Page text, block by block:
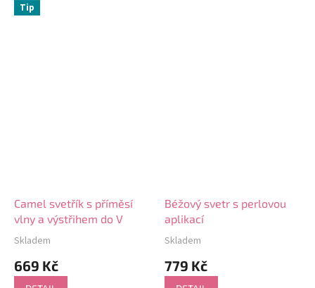
Tip
Camel svetřík s příměsí
vlny a výstřihem do V
Průměrné
produktu
Skladem
669 Kč
Béžový svetr s perlovou
aplikací
Průměrné
produktu
Skladem
779 Kč